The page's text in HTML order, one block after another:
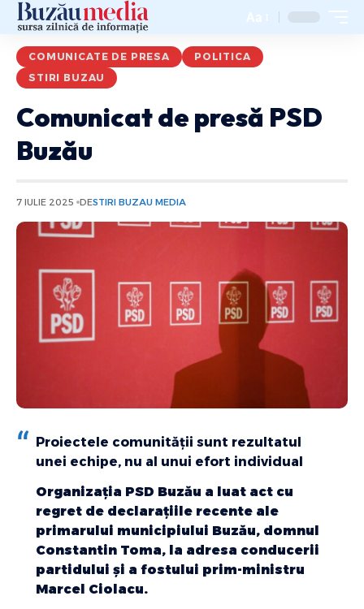
Aa
COMUNICATE DE PRESA
POLITICA
STIRI BUZAU
Comunicat de presă PSD
Buzău
7 IULIE 2025 DESTIRI BUZAU MEDIA
Proiectele comunității sunt rezultatul
unei echipe, nu al unui efort individual
Organizația PSD Buzău a luat act cu
regret de declarațiile recente ale
primarului municipiului Buzău, domnul
Constantin Toma, la adresa conducerii
partidului și a fostului prim-ministru
Marcel Ciolacu.